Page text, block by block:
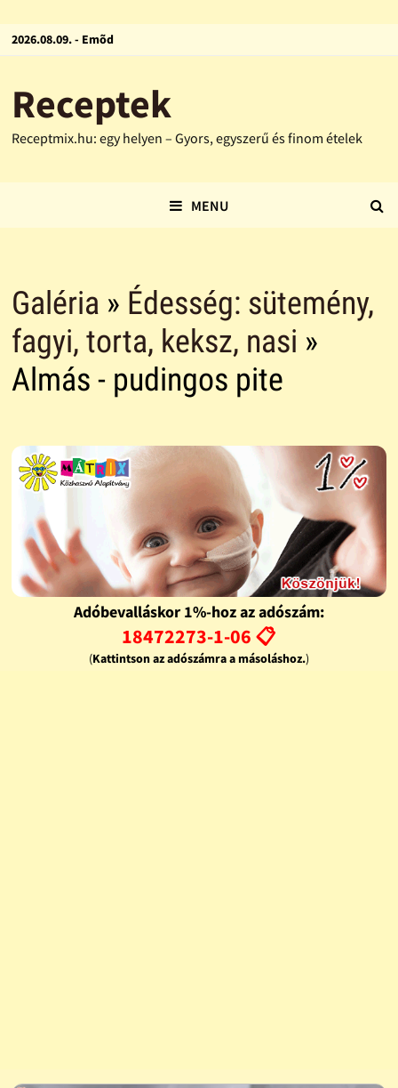
2026.08.09. - Emõd
Receptek
Receptmix.hu: egy helyen – Gyors, egyszerű és finom ételek
MENU
Galéria » Édesség: sütemény,
fagyi, torta, keksz, nasi »
Almás - pudingos pite
Adóbevalláskor 1%-hoz az adószám:
18472273-1-06 📋
(Kattintson az adószámra a másoláshoz.)